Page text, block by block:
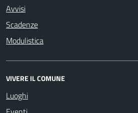
Avvisi
Scadenze
Modulistica
VIVERE IL COMUNE
Luoghi